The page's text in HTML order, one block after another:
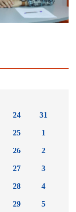
24
25
26
27
28
29
31
1
2
3
4
5